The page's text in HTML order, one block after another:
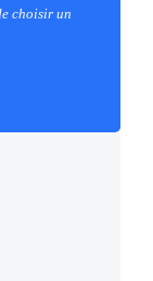
choisir un